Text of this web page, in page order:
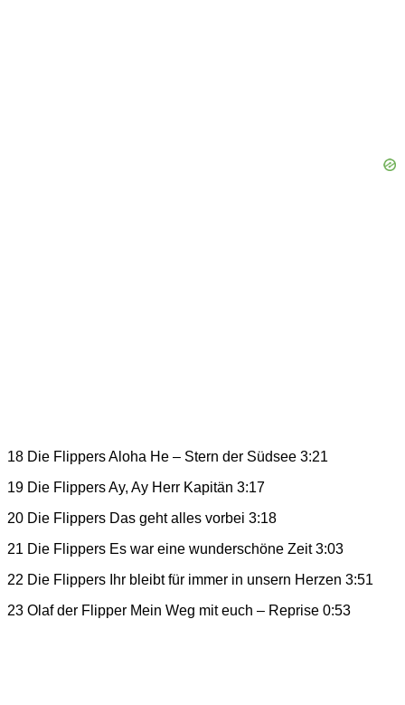
18 Die Flippers Aloha He – Stern der Südsee 3:21
19 Die Flippers Ay, Ay Herr Kapitän 3:17
20 Die Flippers Das geht alles vorbei 3:18
21 Die Flippers Es war eine wunderschöne Zeit 3:03
22 Die Flippers Ihr bleibt für immer in unsern Herzen 3:51
23 Olaf der Flipper Mein Weg mit euch – Reprise 0:53